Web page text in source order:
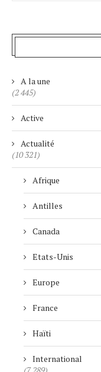
A la une
(2 445)
Active
Actualité
(10 321)
Afrique
Antilles
Canada
Etats-Unis
Europe
France
Haïti
International